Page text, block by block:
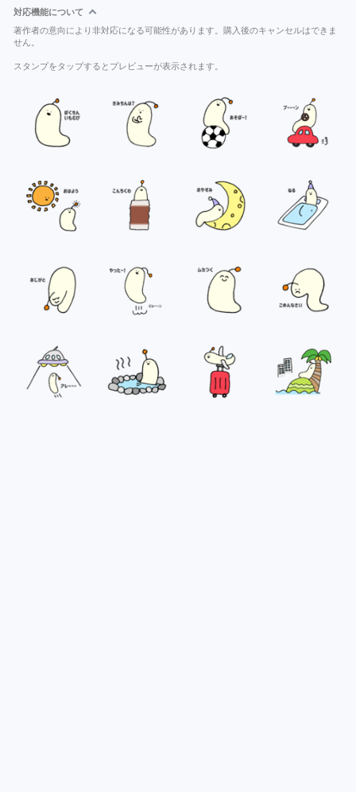
対応機能について
著作者の意向により非対応になる可能性があります。購入後のキャンセルはできま
せん。
スタンプをタップするとプレビューが表示されます。